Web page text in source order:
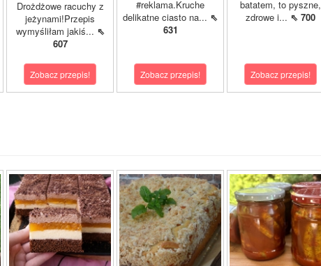
Drożdżowe racuchy z
jeżynami!Przepis
wymyśliłam jakiś... ⇖
607
Zobacz przepis!
#reklama.Kruche
delikatne ciasto na... ⇖
631
Zobacz przepis!
batatem, to pyszne,
zdrowe i... ⇖ 700
Zobacz przepis!